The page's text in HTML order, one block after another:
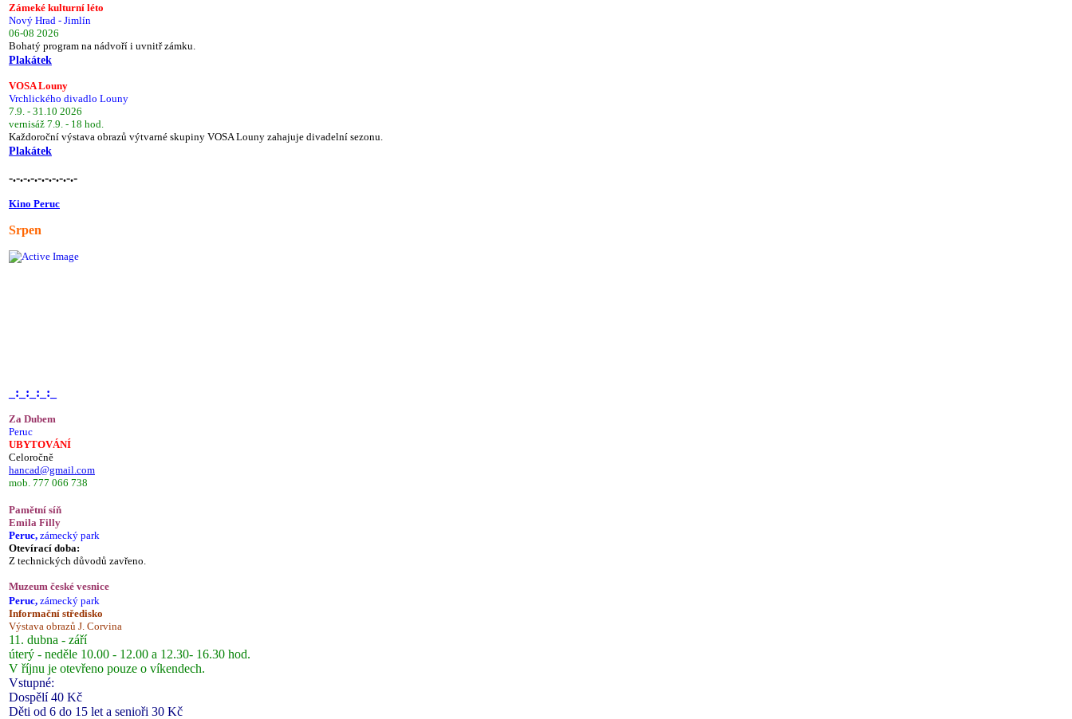
Zámeké kulturní léto
Nový Hrad - Jimlín
06-08 2026
Bohatý program na nádvoří i uvnitř zámku.
Plakátek
VOSA Louny
Vrchlického divadlo Louny
7.9. - 31.10 2026
vernisáž 7.9. - 18 hod.
Každoroční výstava obrazů výtvarné skupiny VOSA Louny zahajuje divadelní sezonu.
Plakátek
-.-.-.-.-.-.-.-.-.-
Kino Peruc
Srpen
_:_:_:_:_
Za Dubem
Peruc
UBYTOVÁNÍ
Celoročně
hancad@gmail.com
mob. 777 066 738
Pamětní síň
Emila Filly
Peruc, zámecký park
Otevírací doba:
Z technických důvodů zavřeno.
Muzeum české vesnice
Peruc, zámecký park
Informační středisko
Výstava obrazů J. Corvina
11. dubna - září
úterý - neděle 10.00 - 12.00 a 12.30- 16.30 hod.
V říjnu je otevřeno pouze o víkendech.
Vstupné:
Dospělí 40 Kč
Děti od 6 do 15 let a senioři 30 Kč